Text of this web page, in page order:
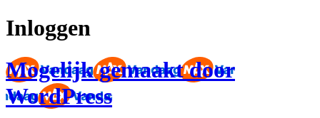
Inloggen
Mogelijk gemaakt door
WordPress